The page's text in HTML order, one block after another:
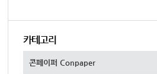
카테고리
콘페이퍼 Conpaper